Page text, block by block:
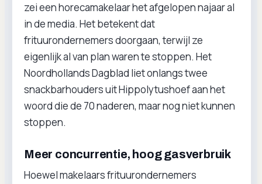
zei een horecamakelaar het afgelopen najaar al
in de media. Het betekent dat
frituurondernemers doorgaan, terwijl ze
eigenlijk al van plan waren te stoppen. Het
Noordhollands Dagblad liet onlangs twee
snackbarhouders uit Hippolytushoef aan het
woord die de 70 naderen, maar nog niet kunnen
stoppen.
Meer concurrentie, hoog gasverbruik
Hoewel makelaars frituurondernemers